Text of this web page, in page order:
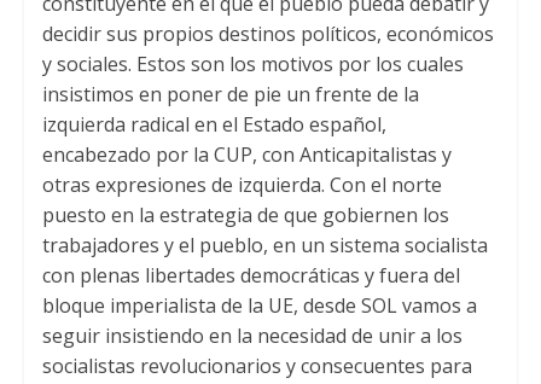
decidir sus propios destinos políticos, económicos
y sociales. Estos son los motivos por los cuales
insistimos en poner de pie un frente de la
izquierda radical en el Estado español,
encabezado por la CUP, con Anticapitalistas y
otras expresiones de izquierda. Con el norte
puesto en la estrategia de que gobiernen los
trabajadores y el pueblo, en un sistema socialista
con plenas libertades democráticas y fuera del
bloque imperialista de la UE, desde SOL vamos a
seguir insistiendo en la necesidad de unir a los
socialistas revolucionarios y consecuentes para